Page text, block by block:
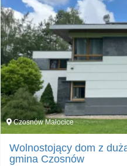
Czosnów Małocice
Wolnostojący dom z
gmina Czosnów